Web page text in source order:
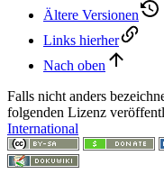
Ältere Versionen
Links hierher
Nach oben
Falls nicht anders
folgenden Lizenz
International